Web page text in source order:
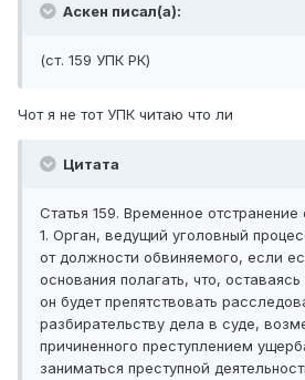
Аскен писал(а):
(ст. 159 УПК РК)
Чот я не тот УПК читаю что ли
Цитата
Статья 159. Временное
1. Орган, ведущий уголовный
от должности обвиняемого, если
основания полагать, что,
он будет препятствовать
разбирательству дела в суде,
причиненного преступлением
заниматься преступной